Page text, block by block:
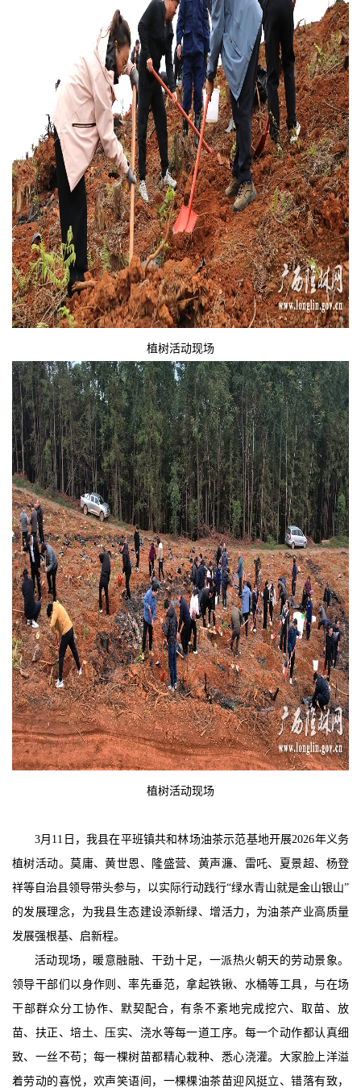
植树活动现场
植树活动现场
3月11日，我县在平班镇共和林场油茶示范基地开展2026年义务
植树活动。莫庸、黄世恩、隆盛营、黄声濂、雷吒、夏景超、杨登
祥等自治县领导带头参与，以实际行动践行“绿水青山就是金山银山”
的发展理念，为我县生态建设添新绿、增活力，为油茶产业高质量
发展强根基、启新程。
活动现场，暖意融融、干劲十足，一派热火朝天的劳动景象。
领导干部们以身作则、率先垂范，拿起铁锹、水桶等工具，与在场
干部群众分工协作、默契配合，有条不紊地完成挖穴、取苗、放
苗、扶正、培土、压实、浇水等每一道工序。每一个动作都认真细
致、一丝不苟；每一棵树苗都精心栽种、悉心浇灌。大家脸上洋溢
着劳动的喜悦，欢声笑语间，一棵棵油茶苗迎风挺立、错落有致，